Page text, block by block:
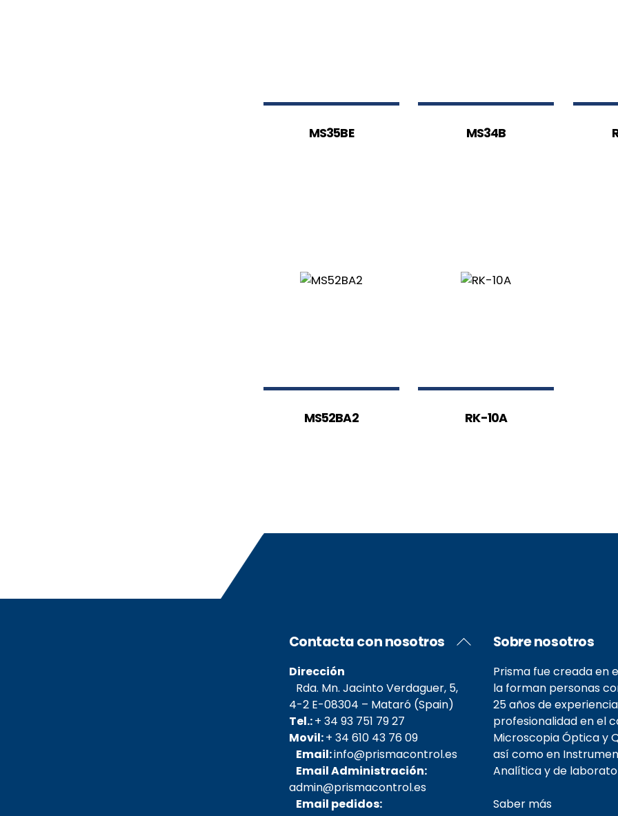
MS35BE MS34B
MS52BA2 RK-10A
Back
Contacta con nosotros
Dirección
Rda. Mn. Jacinto Verdaguer, 5,
4-2 E-08304 – Mataró (Spain)
Tel.:+ 34 93 751 79 27
Movil:+ 34 610 43 76 09
Email:info@prismacontrol.es
Email Administración:
admin@prismacontrol.es
Email pedidos:
Sobre nosotros
Prisma fue creada en
la forman personas
25 años de
profesionalidad en el
Microscopia Óptica y
así como en
Analítica y de
Saber más